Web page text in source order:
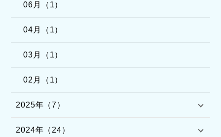
06月（1）
04月（1）
03月（1）
02月（1）
2025年（7）
2024年（24）